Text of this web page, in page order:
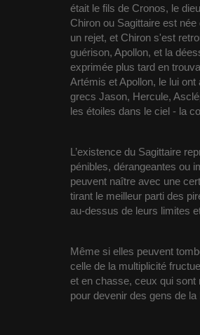
était le fils de Cronos, le
Chiron ou Sagittaire est
un rejet, et Chiron s'est
guérison, Apollon, et la
exprimée plus tard en
Artémis et Apollon, le lui
grecs Jason, Hercule,
les étoiles dans le ciel - la
L’existence du Sagittaire
pénibles, dérangeantes ou
peuvent naître avec une
tirant le meilleur parti des
au-dessus de leurs limites
Même si elles peuvent
celle de la multiplicité
et en chasse, ceux qui sont
pour devenir des gens de